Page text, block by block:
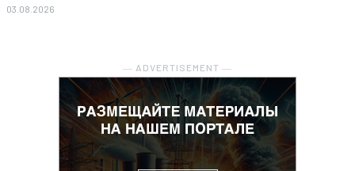
03.08.2026
― ADVERTISEMENT ―